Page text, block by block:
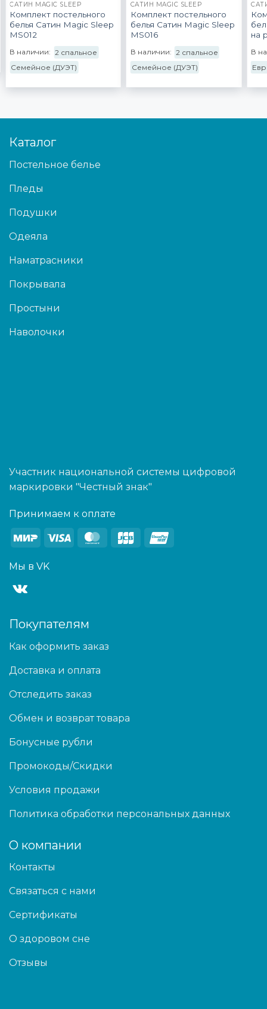
САТИН MAGIC SLEEP
Комплект постельного
белья Сатин Magic Sleep
MS012
В наличии: 2 спальное
Семейное (ДУЭТ)
САТИН MAGIC SLEEP
Комплект постельного
белья Сатин Magic Sleep
MS016
В наличии: 2 спальное
Семейное (ДУЭТ)
на
В
Каталог
Постельное белье
Пледы
Подушки
Одеяла
Наматрасники
Покрывала
Простыни
Наволочки
Покупателям
Как оформить заказ
Доставка и оплата
Отследить заказ
Обмен и возврат товара
Бонусные рубли
Промокоды/Скидки
Условия продажи
Политика обработки персональных данных
О компании
Контакты
Связаться с нами
Сертификаты
О здоровом сне
Отзывы
Участник национальной системы цифровой
маркировки "Честный знак"
Принимаем к оплате
Mir
Visa MasterCard
JCB
Мы в VK